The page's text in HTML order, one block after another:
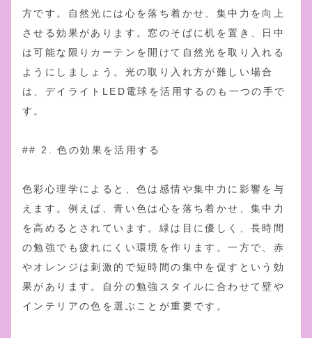
方です。自然光には心を落ち着かせ、集中力を向上
させる効果があります。窓のそばに机を置き、日中
は可能な限りカーテンを開けて自然光を取り入れる
ようにしましょう。光の取り入れ方が難しい場合
は、デイライトLED電球を活用するのも一つの手で
す。
## 2. 色の効果を活用する
色彩心理学によると、色は感情や集中力に影響を与
えます。例えば、青い色は心を落ち着かせ、集中力
を高めるとされています。緑は目に優しく、長時間
の勉強でも疲れにくい環境を作ります。一方で、赤
やオレンジは刺激的で短時間の集中を促すという効
果があります。自分の勉強スタイルに合わせて壁や
インテリアの色を選ぶことが重要です。